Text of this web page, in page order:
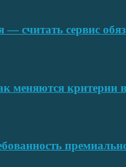
считать сервис
меняются